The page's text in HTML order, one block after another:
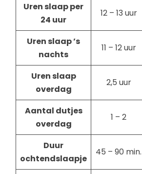
Uren slaap per
24 uur
12 – 13 uur
Uren slaap ’s
nachts
11 – 12 uur
Uren slaap
overdag
2,5 uur
Aantal dutjes
overdag
1 – 2
Duur
ochtendslaapje
45 – 90 min.